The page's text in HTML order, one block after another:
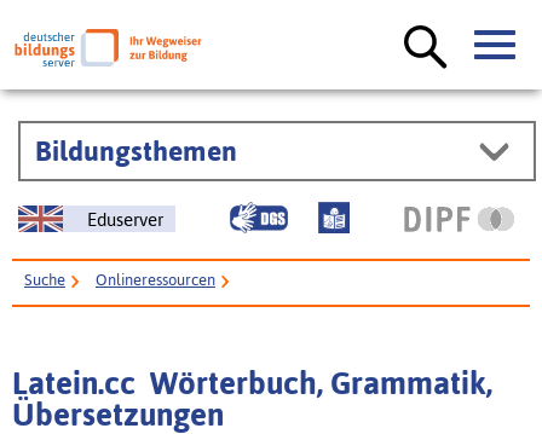
Bildungsthemen
Eduserver
Suche Onlineressourcen
Latein.cc  Wörterbuch, Grammatik,
Übersetzungen